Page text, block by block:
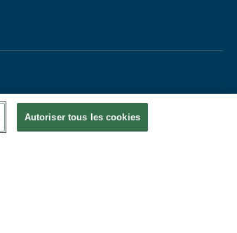
Autoriser tous les cookies